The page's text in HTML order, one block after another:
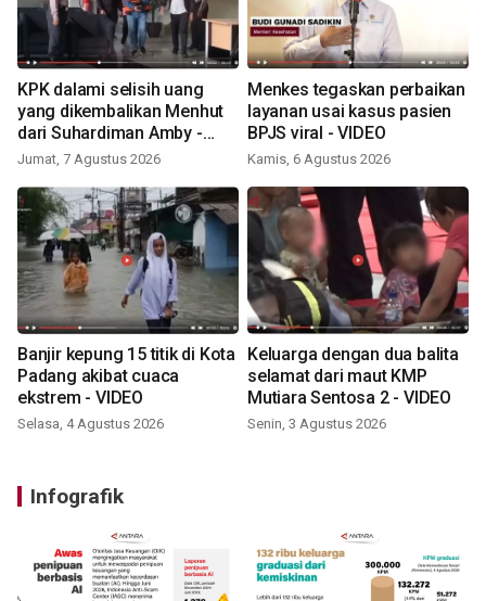
KPK dalami selisih uang
yang dikembalikan Menhut
dari Suhardiman Amby -
VIDEO
Jumat, 7 Agustus 2026
Menkes tegaskan perbaikan
layanan usai kasus pasien
BPJS viral - VIDEO
Kamis, 6 Agustus 2026
Banjir kepung 15 titik di Kota
Padang akibat cuaca
ekstrem - VIDEO
Selasa, 4 Agustus 2026
Keluarga dengan dua balita
selamat dari maut KMP
Mutiara Sentosa 2 - VIDEO
Senin, 3 Agustus 2026
Infografik